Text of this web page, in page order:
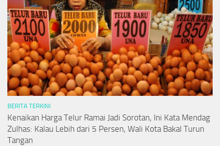
BERITA TERKINI
Kenaikan Harga Telur Ramai Jadi Sorotan, Ini Kata Mendag
Zulhas: Kalau Lebih dari 5 Persen, Wali Kota Bakal Turun
Tangan